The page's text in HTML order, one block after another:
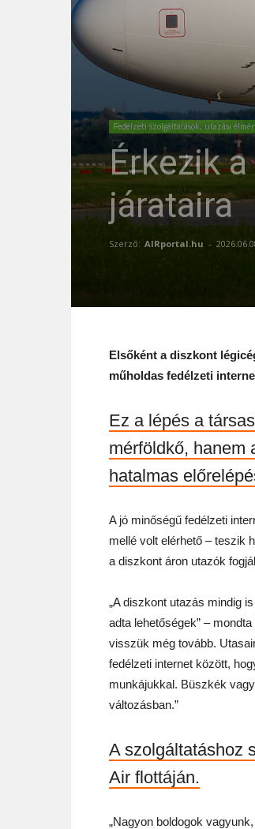
Fedélzeti szolgáltatások, utazási
Érkezik
járataira
Szerző: AIRportal.hu -
Elsőként a diszkont
műholdas fedélzeti
Ez a lépés a
mérföldkő, hanem
hatalmas
A jó minőségű fedélzeti
mellé volt elérhető – teszik
a diszkont áron utazók
„A diszkont utazás mindig
adta lehetőségek” –
visszük még tovább.
fedélzeti internet között,
munkájukkal. Büszkék
változásban.”
A szolgáltatáshoz
Air flottáján.
„Nagyon boldogok